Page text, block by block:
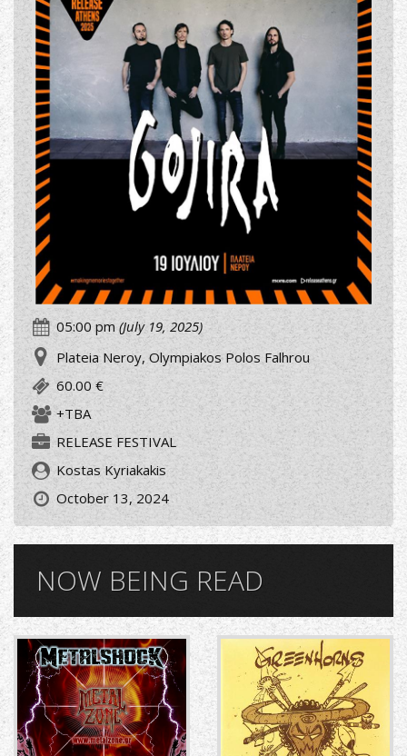
05:00 pm (July 19, 2025)
Plateia Neroy, Olympiakos Polos Falhrou
60.00 €
+TBA
RELEASE FESTIVAL
Kostas Kyriakakis
October 13, 2024
NOW BEING READ